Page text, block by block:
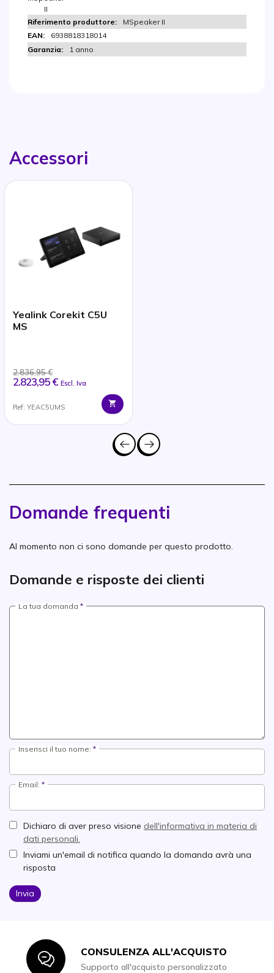
II
MSpeaker II
6938818318014
1 anno
Accessori
Yealink Corekit C5U
MS
2.836,95 €
2.823,95 € Escl. Iva
Ref: YEAC5UMS
Domande frequenti
Al momento non ci sono domande per questo prodotto.
Domande e risposte dei clienti
La tua domanda
Inserisci il tuo nome:
Email:
Dichiaro di aver preso visione dell'informativa in materia di
dati personali.
Inviami un'email di notifica quando la domanda avrà una
risposta
Invia
IconCONSULENZA ALL'ACQUISTO
Supporto all'acquisto personalizzato